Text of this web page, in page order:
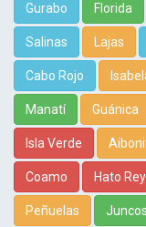
Gurabo Florida
Salinas Lajas
Cabo Rojo
Manatí Guánica
Isla Verde
Coamo Hato Rey
Peñuelas Juncos